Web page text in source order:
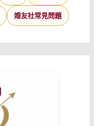
婚友社常見問題